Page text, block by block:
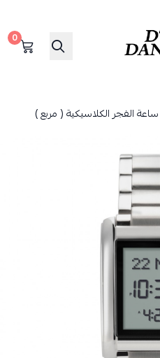
0
ساعة الفجر الكلاسيكية ( مربع )